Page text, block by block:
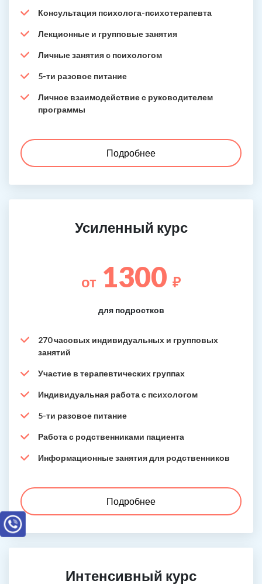
Консультация психолога-психотерапевта
Лекционные и групповые занятия
Личные занятия с психологом
5-ти разовое питание
Личное взаимодействие с руководителем
программы
Подробнее
Усиленный курс
от 1300 ₽
для подростков
270 часовых индивидуальных и групповых
занятий
Участие в терапевтических группах
Индивидуальная работа с психологом
5-ти разовое питание
Работа с родственниками пациента
Информационные занятия для родственников
Подробнее
Интенсивный курс